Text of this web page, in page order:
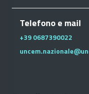
Telefono e mail
+39 0687390022